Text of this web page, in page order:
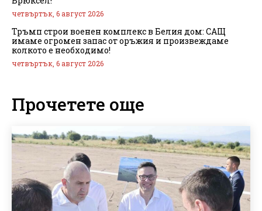
четвъртък, 6 август 2026
Тръмп строи военен комплекс в Белия дом: САЩ
имаме огромен запас от оръжия и произвеждаме
колкото е необходимо!
четвъртък, 6 август 2026
Прочетете още